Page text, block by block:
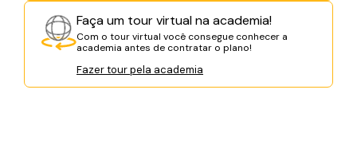
Faça um tour virtual na academia!
Com o tour virtual você consegue conhecer a
academia antes de contratar o plano!
Fazer tour pela academia